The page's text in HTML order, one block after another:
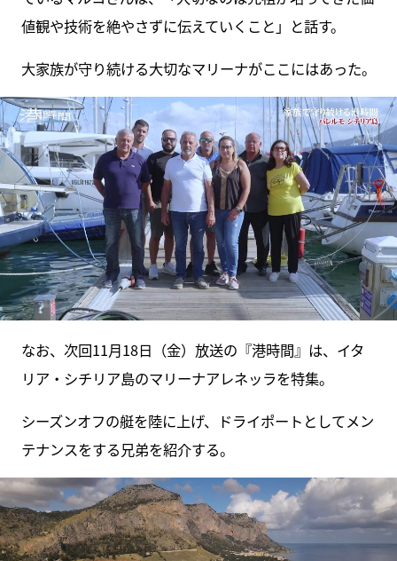
値観や技術を絶やさずに伝えていくこと」と話す。
大家族が守り続ける大切なマリーナがここにはあった。
なお、次回11月18日（金）放送の『港時間』は、イタ
リア・シチリア島のマリーナアレネッラを特集。
シーズンオフの艇を陸に上げ、ドライポートとしてメン
テナンスをする兄弟を紹介する。